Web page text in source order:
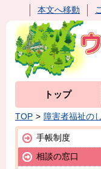
本文へ移動
トップ
TOP 障害者福祉の
手帳制度
相談の窓口